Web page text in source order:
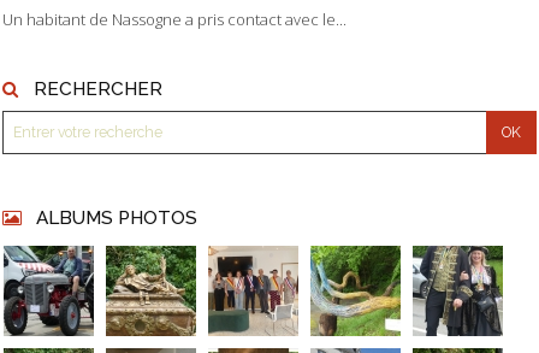
Un habitant de Nassogne a pris contact avec le...
RECHERCHER
ALBUMS PHOTOS